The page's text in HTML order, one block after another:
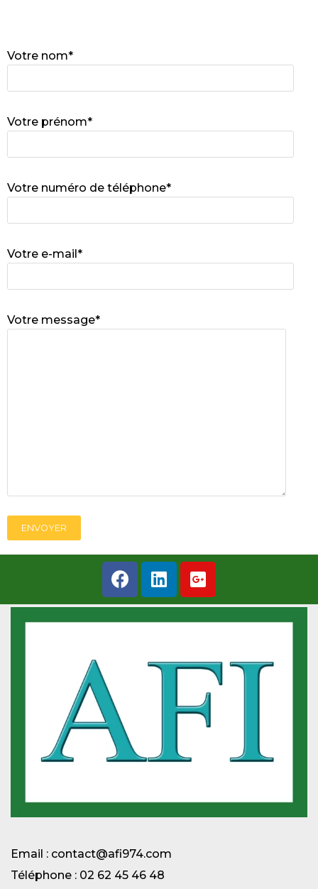
Votre nom*
Votre prénom*
Votre numéro de téléphone*
Votre e-mail*
Votre message*
Email : contact@afi974.com
Téléphone : 02 62 45 46 48